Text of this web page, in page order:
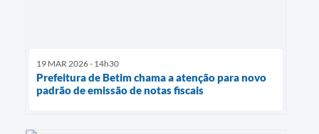
19 MAR 2026 - 14h30
Prefeitura de Betim chama a atenção para novo
padrão de emissão de notas fiscais